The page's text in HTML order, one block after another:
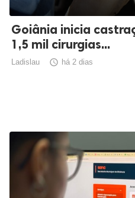
Goiânia inicia
1,5 mil cirurgias...
Ladislau  há 2 dias